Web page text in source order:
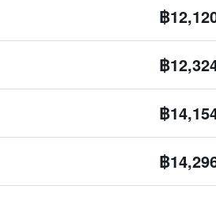
฿
฿
฿
฿